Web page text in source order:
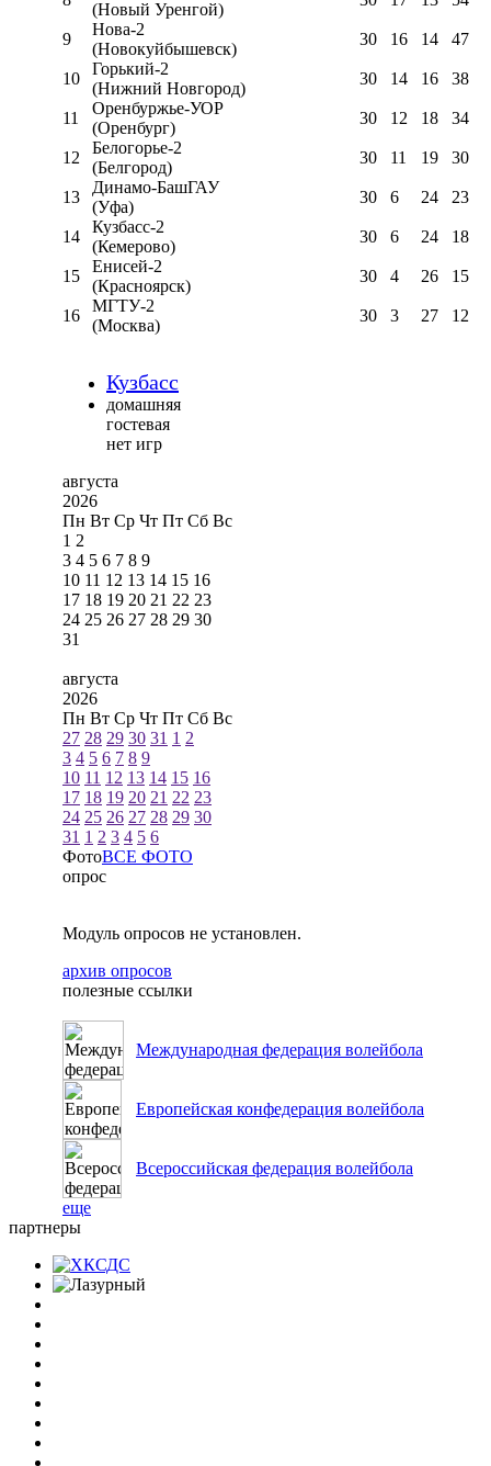
(Новый Уренгой)
9
Нова-2
(Новокуйбышевск)
30 16 14 47
10
Горький-2
(Нижний Новгород)
30 14 16 38
11
Оренбуржье-УОР
(Оренбург)
30 12 18 34
12
Белогорье-2
(Белгород)
30 11 19 30
13
Динамо-БашГАУ
(Уфа)
30 6 24 23
14
Кузбасс-2
(Кемерово)
30 6 24 18
15
Енисей-2
(Красноярск)
30 4 26 15
16
МГТУ-2
(Москва)
30 3 27 12
Кузбасс
домашняя
гостевая
нет игр
августа
2026
Пн Вт Ср Чт Пт Сб Вс
1 2
3 4 5 6 7 8 9
10 11 12 13 14 15 16
17 18 19 20 21 22 23
24 25 26 27 28 29 30
31
августа
2026
Пн Вт Ср Чт Пт Сб Вс
27 28 29 30 31 1 2
3 4 5 6 7 8 9
10 11 12 13 14 15 16
17 18 19 20 21 22 23
24 25 26 27 28 29 30
31 1 2 3 4 5 6
ФотоВСЕ ФОТО
опрос
Модуль опросов не установлен.
архив опросов
полезные ссылки
Международная федерация волейбола
Европейская конфедерация волейбола
Всероссийская федерация волейбола
еще
партнеры